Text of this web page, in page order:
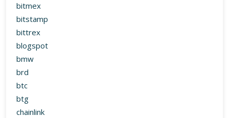
bitmex
bitstamp
bittrex
blogspot
bmw
brd
btc
btg
chainlink